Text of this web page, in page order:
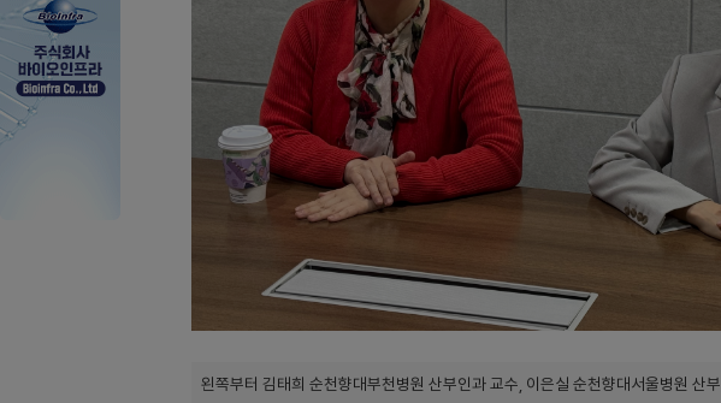
왼쪽부터 김태희 순천향대부천병원 산부인과 교수, 이은실 순천향대서울병원 산